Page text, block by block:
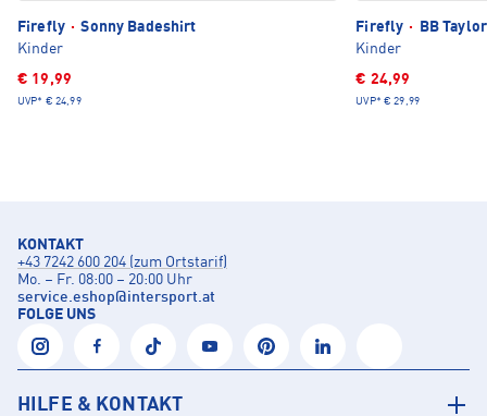
Firefly · Sonny Badeshirt
Kinder
€ 19,99
UVP* € 24,99
Firefly ·
BB
Kinder
€ 24,99
UVP* € 29,99
KONTAKT
+43 7242 600 204 (zum Ortstarif)
Mo. – Fr. 08:00 – 20:00 Uhr
service.eshop@intersport.at
FOLGE UNS
HILFE & KONTAKT